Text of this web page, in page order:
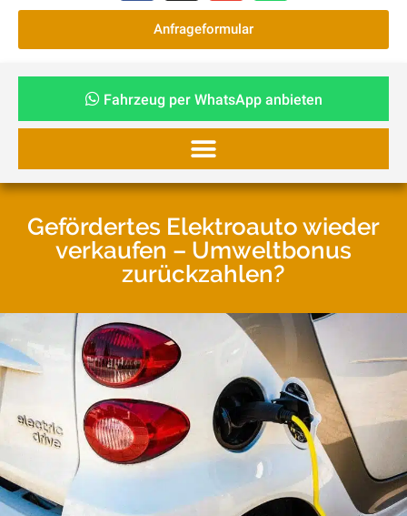
Anfrageformular
Fahrzeug per WhatsApp anbieten
Gefördertes Elektroauto wieder
verkaufen – Umweltbonus
zurückzahlen?